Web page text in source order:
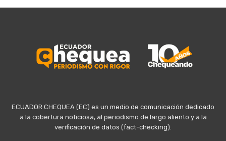
ECUADOR CHEQUEA (EC) es un medio de comunicación dedicado
a la cobertura noticiosa, al periodismo de largo aliento y a la
verificación de datos (fact-checking).